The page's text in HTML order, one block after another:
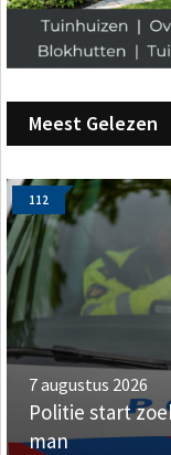
Meest Gelezen
112
7 augustus 2026
Politie start
man